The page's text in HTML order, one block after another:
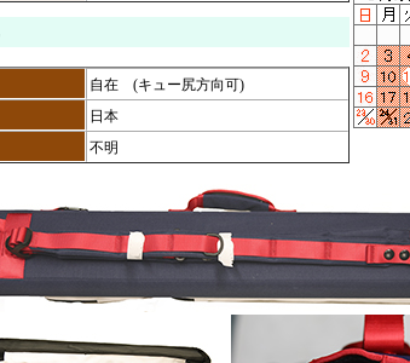
自在 (キュー尻方向可)
日本
不明